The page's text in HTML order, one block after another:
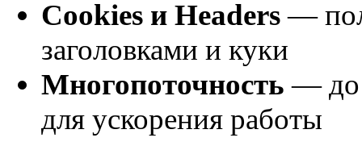
Cookies и Headers—
заголовками и куки
Многопоточность — до
для ускорения работы